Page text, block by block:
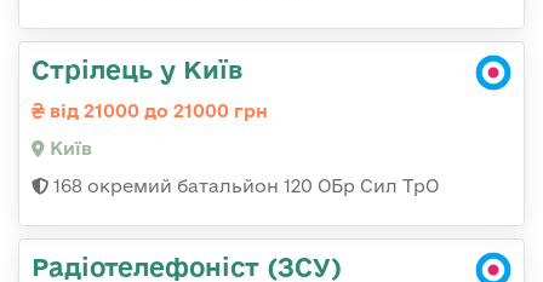
Стрілець у Київ
від 21000 до 21000 грн
Київ
168 окремий батальйон 120 ОБр Cил ТрО
Радіотелефоніст (ЗСУ)